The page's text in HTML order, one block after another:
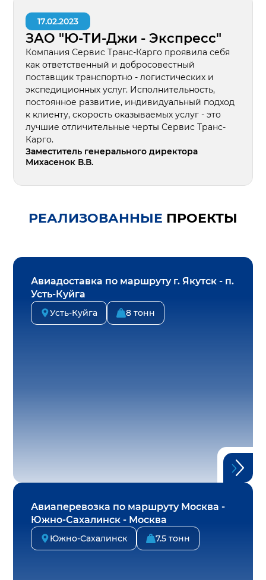
17.02.2023
ЗАО "Ю-ТИ-Джи - Экспресс"
Компания Сервис Транс-Карго проявила себя
как ответственный и добросовестный
поставщик транспортно - логистических и
экспедиционных услуг. Исполнительность,
постоянное развитие, индивидуальный подход
к клиенту, скорость оказываемых услуг - это
лучшие отличительные черты Сервис Транс-
Карго.
Заместитель генерального директора
Михасенок В.В.
РЕАЛИЗОВАННЫЕ ПРОЕКТЫ
Авиадоставка по маршруту г. Якутск - п.
Усть-Куйга
Усть-Куйга 8 тонн
Авиаперевозка по маршруту Москва -
Южно-Сахалинск - Москва
Южно-Сахалинск 7.5 тонн